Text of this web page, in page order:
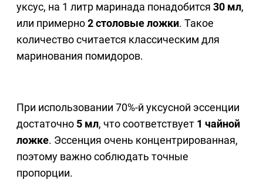
уксус, на 1 литр маринада понадобится 30 мл,
или примерно2 столовые ложки. Такое
количество считается классическим для
маринования помидоров.
При использовании 70%-й уксусной эссенции
достаточно 5 мл, что соответствует 1 чайной
ложке. Эссенция очень концентрированная,
поэтому важно соблюдать точные
пропорции.